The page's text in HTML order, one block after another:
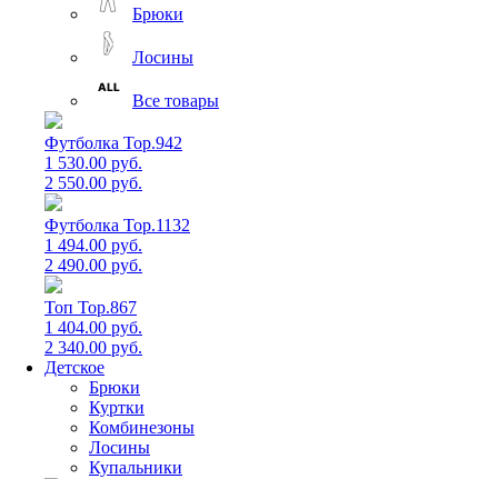
Брюки
Лосины
Все товары
Футболка Top.942
1 530.00 руб.
2 550.00 руб.
Футболка Top.1132
1 494.00 руб.
2 490.00 руб.
Топ Top.867
1 404.00 руб.
2 340.00 руб.
Детское
Брюки
Куртки
Комбинезоны
Лосины
Купальники